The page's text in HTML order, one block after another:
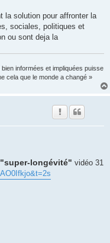
la solution pour affronter la
sociales, politiques et
ou sont deja la
informées et impliquées puisse
cela que le monde a changé »
longévité" vidéo 31